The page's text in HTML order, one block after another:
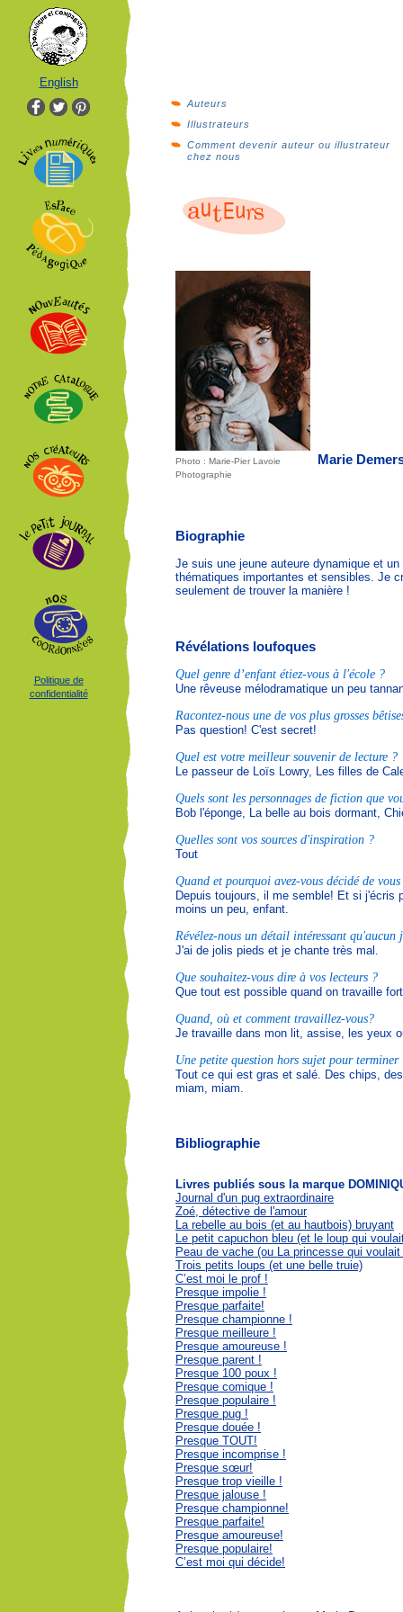
English
Politique de
confidentialité
Auteurs
Illustrateurs
Comment devenir auteur ou illustrateur
chez nous
Photo : Marie-Pier Lavoie
Photographie
Marie
Biographie
Je suis une jeune auteure dynamique et
thématiques importantes et sensibles. Je
seulement de trouver la manière !
Révélations loufoques
Quel genre d’enfant étiez-vous à l'école ?
Une rêveuse mélodramatique un peu
Racontez-nous une de vos plus grosses
Pas question! C'est secret!
Quel est votre meilleur souvenir de lecture ?
Le passeur de Loïs Lowry, Les filles de
Quels sont les personnages de fiction que
Bob l'éponge, La belle au bois dormant,
Quelles sont vos sources d'inspiration ?
Tout
Quand et pourquoi avez-vous décidé de
Depuis toujours, il me semble! Et si j'écris
moins un peu, enfant.
Révélez-nous un détail intéressant
J'ai de jolis pieds et je chante très mal.
Que souhaitez-vous dire à vos lecteurs ?
Que tout est possible quand on travaille
Quand, où et comment travaillez-vous?
Je travaille dans mon lit, assise, les yeux
Une petite question hors sujet pour
Tout ce qui est gras et salé. Des chips,
miam, miam.
Bibliographie
Livres publiés sous la marque
Journal d'un pug extraordinaire
Zoé, détective de l'amour
La rebelle au bois (et au hautbois) bruyant
Le petit capuchon bleu (et le loup qui
Peau de vache (ou La princesse qui
Trois petits loups (et une belle truie)
C’est moi le prof !
Presque impolie !
Presque parfaite!
Presque championne !
Presque meilleure !
Presque amoureuse !
Presque parent !
Presque 100 poux !
Presque comique !
Presque populaire !
Presque pug !
Presque douée !
Presque TOUT!
Presque incomprise !
Presque sœur!
Presque trop vieille !
Presque jalouse !
Presque championne!
Presque parfaite!
Presque amoureuse!
Presque populaire!
C’est moi qui décide!